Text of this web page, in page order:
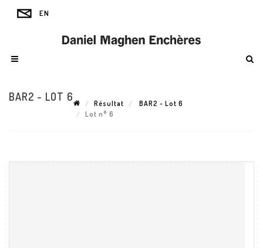
BAR2 - LOT 6
Résultat
BAR2 - Lot 6
Lot n° 6